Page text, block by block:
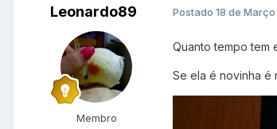
Leonardo89
Membro
Postado 18 de
Quanto tempo tem
Se ela é novinha é